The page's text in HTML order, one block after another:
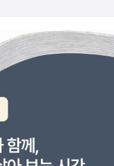
림책이다. 무시무시한
용기를 내어 오히려 악
스토리가 비니의 마음
는 별 넷)서서 걷는 악어
/ 마루벌 이 책도 이 달
오니의 <파랑이와 노랑
이 책은 몇 번이나 다
가진 우뚝이와 유머러스